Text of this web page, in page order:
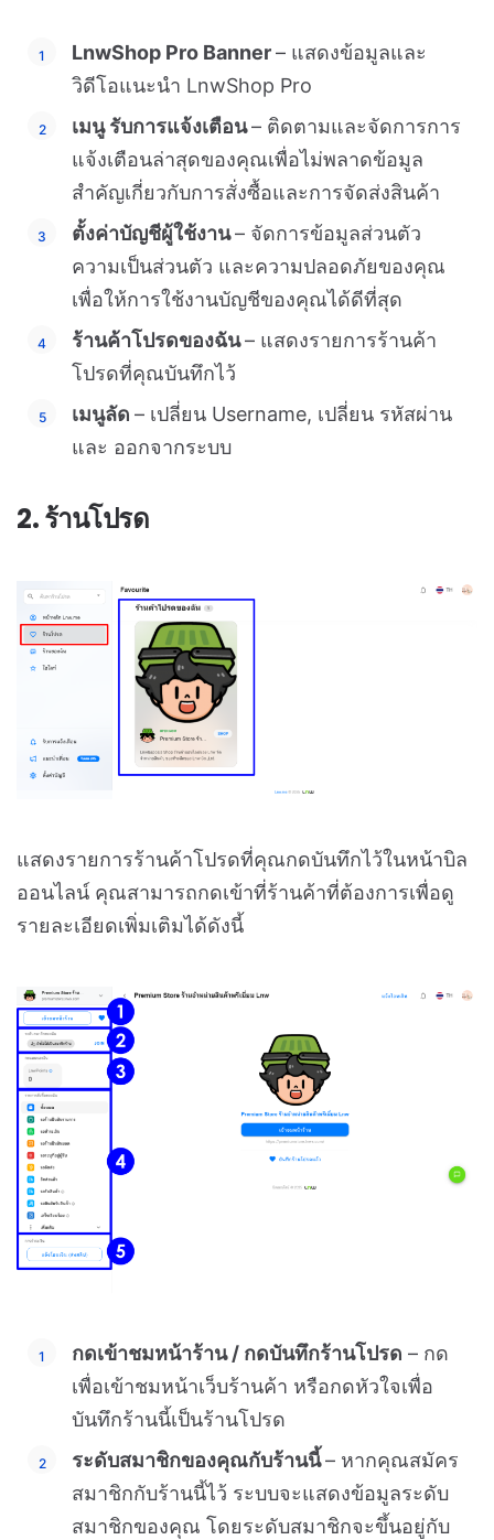
LnwShop Pro Banner– แสดงข้อมูลและ
วิดีโอแนะนำ LnwShop Pro
เมนู รับการแจ้งเตือน– ติดตามและจัดการการ
แจ้งเตือนล่าสุดของคุณเพื่อไม่พลาดข้อมูล
สำคัญเกี่ยวกับการสั่งซื้อและการจัดส่งสินค้า
ตั้งค่าบัญชีผู้ใช้งาน– จัดการข้อมูลส่วนตัว
ความเป็นส่วนตัว และความปลอดภัยของคุณ
เพื่อให้การใช้งานบัญชีของคุณได้ดีที่สุด
ร้านค้าโปรดของฉัน– แสดงรายการร้านค้า
โปรดที่คุณบันทึกไว้
เมนูลัด – เปลี่ยน Username, เปลี่ยน รหัสผ่าน
และ ออกจากระบบ
2. ร้านโปรด
แสดงรายการร้านค้าโปรดที่คุณกดบันทึกไว้ในหน้าบิล
ออนไลน์ คุณสามารถกดเข้าที่ร้านค้าที่ต้องการเพื่อดู
รายละเอียดเพิ่มเติมได้ดังนี้
กดเข้าชมหน้าร้าน / กดบันทึกร้านโปรด – กด
เพื่อเข้าชมหน้าเว็บร้านค้า หรือกดหัวใจเพื่อ
บันทึกร้านนี้เป็นร้านโปรด
ระดับสมาชิกของคุณกับร้านนี้– หากคุณสมัคร
สมาชิกกับร้านนี้ไว้ ระบบจะแสดงข้อมูลระดับ
สมาชิกของคุณ โดยระดับสมาชิกจะขึ้นอยู่กับ